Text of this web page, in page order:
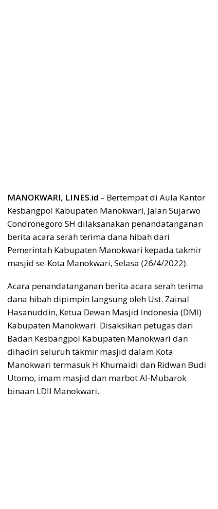
MANOKWARI, LINES.id – Bertempat di Aula Kantor
Kesbangpol Kabupaten Manokwari, Jalan Sujarwo
Condronegoro SH dilaksanakan penandatanganan
berita acara serah terima dana hibah dari
Pemerintah Kabupaten Manokwari kepada takmir
masjid se-Kota Manokwari, Selasa (26/4/2022).
Acara penandatanganan berita acara serah terima
dana hibah dipimpin langsung oleh Ust. Zainal
Hasanuddin, Ketua Dewan Masjid Indonesia (DMI)
Kabupaten Manokwari. Disaksikan petugas dari
Badan Kesbangpol Kabupaten Manokwari dan
dihadiri seluruh takmir masjid dalam Kota
Manokwari termasuk H Khumaidi dan Ridwan Budi
Utomo, imam masjid dan marbot Al-Mubarok
binaan LDII Manokwari.